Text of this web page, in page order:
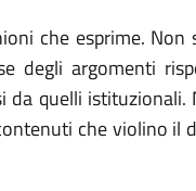
che esprime.
degli argomenti
quelli
che violino il